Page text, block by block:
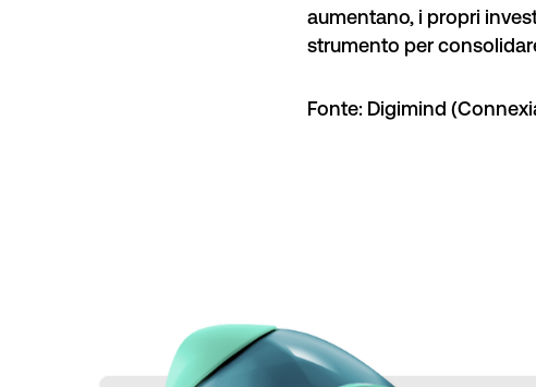
aumentano, i propri
strumento per
Fonte: Digimind